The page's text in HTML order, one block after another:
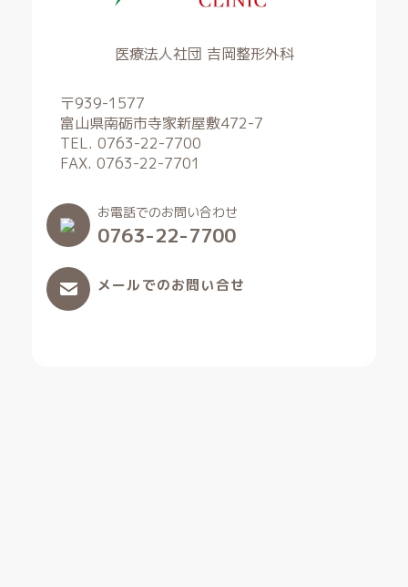
医療法人社団 吉岡整形外科
〒939-1577
富山県南砺市寺家新屋敷472-7
TEL. 0763-22-7700
FAX. 0763-22-7701
お電話でのお問い合わせ
0763-22-7700
メールでのお問い合せ